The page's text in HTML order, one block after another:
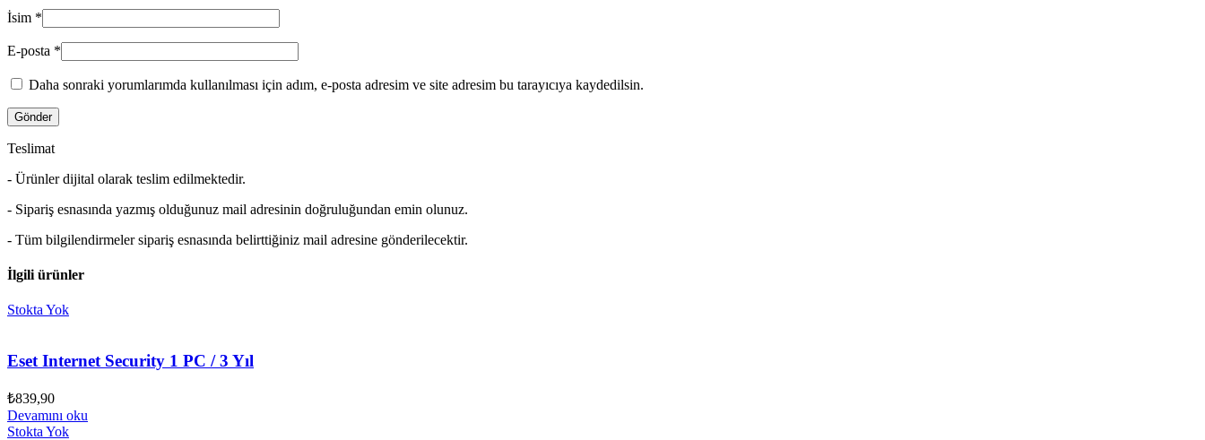
İsim *
E-posta *
Daha sonraki yorumlarımda kullanılması için adım, e-posta adresim ve site adresim bu tarayıcıya kaydedilsin.
Teslimat
- Ürünler dijital olarak teslim edilmektedir.
- Sipariş esnasında yazmış olduğunuz mail adresinin doğruluğundan emin olunuz.
- Tüm bilgilendirmeler sipariş esnasında belirttiğiniz mail adresine gönderilecektir.
İlgili ürünler
Stokta Yok
Eset Internet Security 1 PC / 3 Yıl
₺839,90
Devamını oku
Stokta Yok